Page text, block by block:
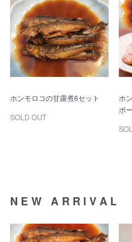
ホンモロコの甘露煮6セット
SOLD OUT
ホ
ポ
NEW ARRIVAL